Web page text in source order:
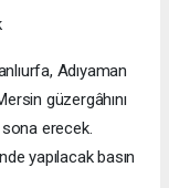
Adıyaman
güzergâhını
erecek.
yapılacak basın